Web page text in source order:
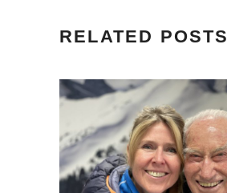
RELATED POSTS